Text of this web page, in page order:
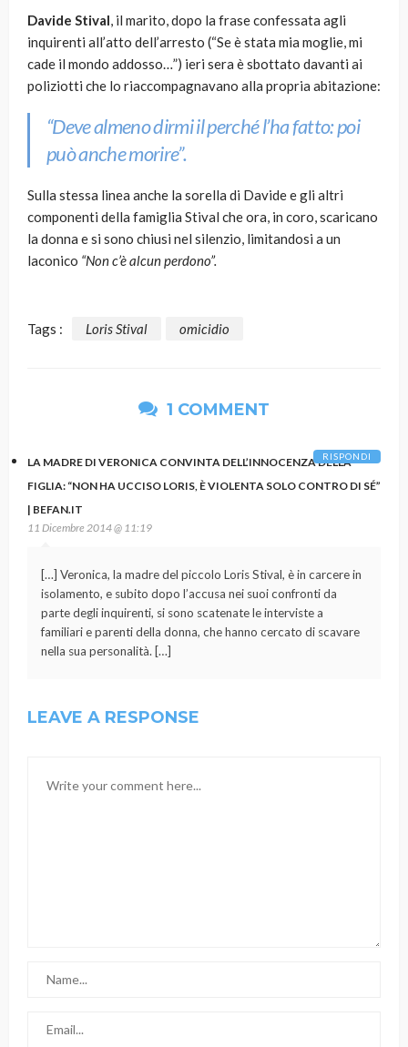
Davide Stival, il marito, dopo la frase confessata agli
inquirenti all’atto dell’arresto (“Se è stata mia moglie, mi
cade il mondo addosso…”) ieri sera è sbottato davanti ai
poliziotti che lo riaccompagnavano alla propria abitazione:
“Deve almeno dirmi il perché l’ha fatto: poi
può anche morire”.
Sulla stessa linea anche la sorella di Davide e gli altri
componenti della famiglia Stival che ora, in coro, scaricano
la donna e si sono chiusi nel silenzio, limitandosi a un
laconico “Non c’è alcun perdono”.
Tags : Loris Stival omicidio
1 COMMENT
LA MADRE DI VERONICA CONVINTA DELL’INNOCENZA DELLA
FIGLIA: “NON HA UCCISO LORIS, È VIOLENTA SOLO CONTRO DI SÉ”
| BEFAN.IT
11 Dicembre 2014 @ 11:19
[…] Veronica, la madre del piccolo Loris Stival, è in carcere in
isolamento, e subito dopo l’accusa nei suoi confronti da
parte degli inquirenti, si sono scatenate le interviste a
familiari e parenti della donna, che hanno cercato di scavare
nella sua personalità. […]
RISPONDI
LEAVE A RESPONSE